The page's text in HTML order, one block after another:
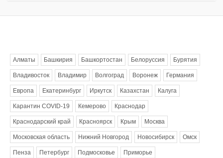
Алматы Башкирия Башкортостан Белоруссия Бурятия
Владивосток Владимир Волгоград Воронеж Германия
Европа Екатеринбург Иркутск Казахстан Калуга
Карантин COVID-19 Кемерово Краснодар
Краснодарский край Красноярск Крым Москва
Московская область Нижний Новгород Новосибирск Омск
Пенза Петербург Подмосковье Приморье